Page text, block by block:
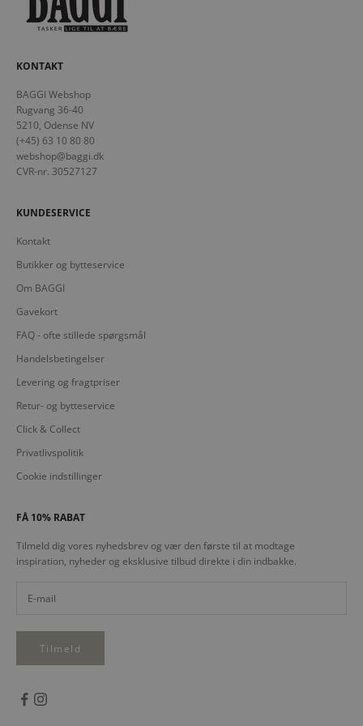
KONTAKT
BAGGI Webshop
Rugvang 36-40
5210, Odense NV
(+45) 63 10 80 80
webshop@baggi.dk
CVR-nr. 30527127
KUNDESERVICE
Kontakt
Butikker og bytteservice
Om BAGGI
Gavekort
FAQ - ofte stillede spørgsmål
Handelsbetingelser
Levering og fragtpriser
Retur- og bytteservice
Click & Collect
Privatlivspolitik
Cookie indstillinger
FÅ 10% RABAT
Tilmeld dig vores nyhedsbrev og vær den første til at modtage
inspiration, nyheder og eksklusive tilbud direkte i din indbakke.
Tilmeld